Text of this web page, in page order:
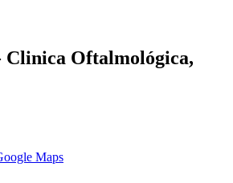
Oftalmológica,
Maps